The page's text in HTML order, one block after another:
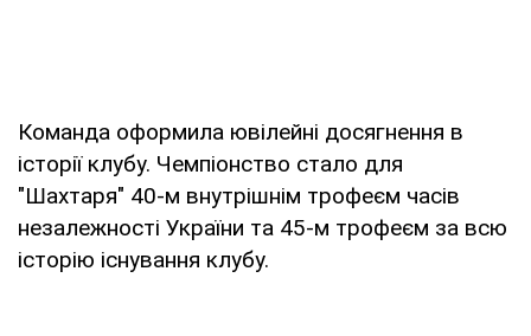
Команда оформила ювілейні досягнення в
історії клубу. Чемпіонство стало для
"Шахтаря" 40-м внутрішнім трофеєм часів
незалежності України та 45-м трофеєм за всю
історію існування клубу.